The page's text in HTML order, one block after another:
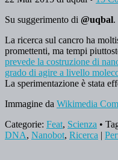
Su suggerimento di @uqbal.
La ricerca sul cancro ha
promettenti, ma tempi
prevede la costruzione di
grado di agire a livello
La sperimentazione è stata
Immagine da Wikimedia
Categorie: Feat, Scienza •
DNA, Nanobot, Ricerca |